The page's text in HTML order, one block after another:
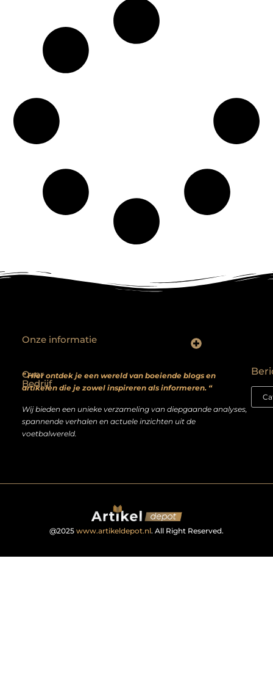
Over
Bedrijf
” Hier ontdek je een wereld van boeiende blogs en
artikelen die je zowel inspireren als informeren. “
Wij bieden een unieke verzameling van diepgaande analyses,
spannende verhalen en actuele inzichten uit de
voetbalwereld.
Onze informatie
@2025 www.artikeldepot.nl. All Right Reserved.